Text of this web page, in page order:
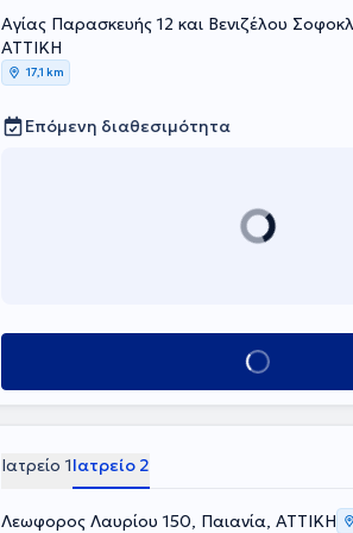
Αγίας Παρασκευής 12 και Βενιζέλου
ΑΤΤΙΚΗ
17,1 km
Επόμενη διαθεσιμότητα
Κλείσε ραντεβού
Ιατρείο 1Ιατρείο 2
Λεωφορος Λαυρίου 150, Παιανία, ΑΤΤΙΚΗ